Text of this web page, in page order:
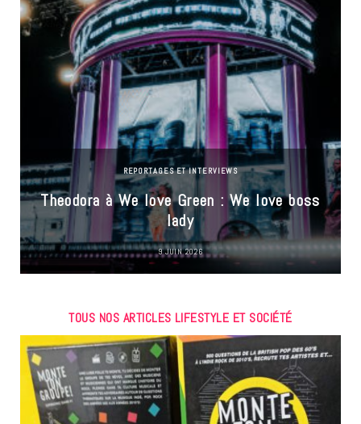
REPORTAGES ET INTERVIEWS
Theodora à We love Green : We love boss
lady
9 JUIN 2026
TOUS NOS ARTICLES LIFESTYLE ET SOCIÉTÉ